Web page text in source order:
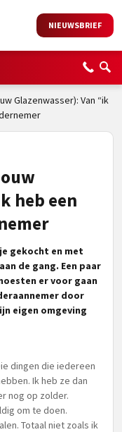
NIEUWSBRIEF
Glazenwasser): Van “ik
heb een
gekocht en met
de gang. Een paar
er voor gaan
door
eigen omgeving
dingen die iedereen
Ik heb ze dan
nog op zolder.
om te doen.
Totaal niet zoals ik